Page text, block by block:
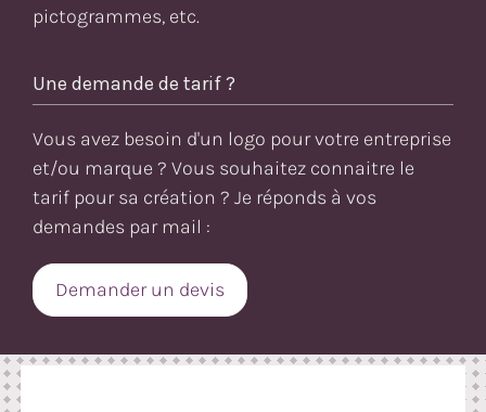
pictogrammes, etc.
Une demande de tarif ?
Vous avez besoin d'un logo pour votre entreprise
et/ou marque ? Vous souhaitez connaitre le
tarif pour sa création ? Je réponds à vos
demandes par mail :
Demander un devis